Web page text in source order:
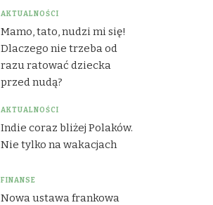
AKTUALNOŚCI
Mamo, tato, nudzi mi się!
Dlaczego nie trzeba od
razu ratować dziecka
przed nudą?
AKTUALNOŚCI
Indie coraz bliżej Polaków.
Nie tylko na wakacjach
FINANSE
Nowa ustawa frankowa